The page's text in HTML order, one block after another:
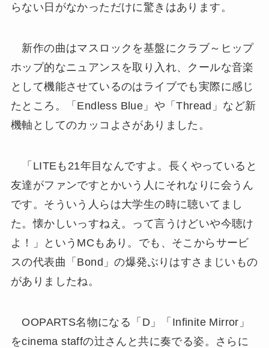
らない日がなかっただけに驚きはあります。
新作の曲はマスロックを基盤にクラブ～ヒップ
ホップ的なニュアンスを取り入れ、クールな音楽
として機能させているのはライブでも実際に感じ
たところ。「Endless Blue」や「Thread」など新
機軸としてのカッコよさがありました。
「LITEも21年目なんですよ。長くやっていると
友達がファンですとかいう人にそれなりに会うん
です。そういう人らは大学生の時に聴いてまし
た。懐かしいっすねえ。って言うけどいや今聴け
よ！」というMCもあり。でも、そこからサービ
スの代表曲「Bond」の爆発ぶりはすさまじいもの
がありましたね。
OOPARTS名物になる「D」「Infinite Mirror」
をcinema staffの辻さんと共に奏でる姿。さらに